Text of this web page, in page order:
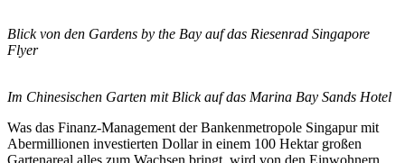
Blick von den Gardens by the Bay auf das Riesenrad Singapore
Flyer
Im Chinesischen Garten mit Blick auf das Marina Bay Sands Hotel
Was das Finanz-Management der Bankenmetropole Singapur mit
Abermillionen investierten Dollar in einem 100 Hektar großen
Gartenareal alles zum Wachsen bringt, wird von den Einwohnern